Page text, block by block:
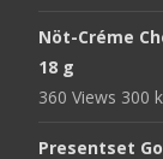
Nöt-Créme
18 g
360 Views 300
Presentset